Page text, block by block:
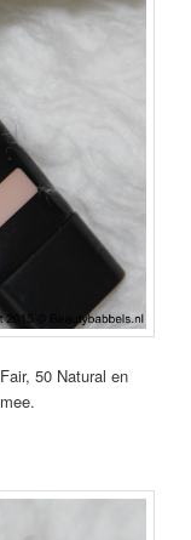
50 Natural en